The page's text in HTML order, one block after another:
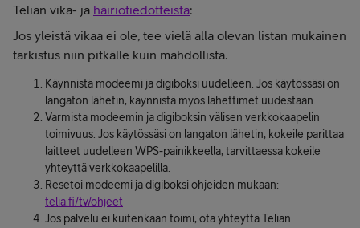
Telian vika- ja häiriötiedotteista:
Jos yleistä vikaa ei ole, tee vielä alla olevan listan mukainen
tarkistus niin pitkälle kuin mahdollista.
Käynnistä modeemi ja digiboksi uudelleen. Jos käytössäsi on
langaton lähetin, käynnistä myös lähettimet uudestaan.
Varmista modeemin ja digiboksin välisen verkkokaapelin
toimivuus. Jos käytössäsi on langaton lähetin, kokeile parittaa
laitteet uudelleen WPS-painikkeella, tarvittaessa kokeile
yhteyttä verkkokaapelilla.
Resetoi modeemi ja digiboksi ohjeiden mukaan:
telia.fi/tv/ohjeet
Jos palvelu ei kuitenkaan toimi, ota yhteyttä Telian